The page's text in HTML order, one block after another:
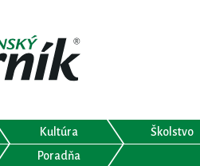
Kultúra Školstvo
Poradňa